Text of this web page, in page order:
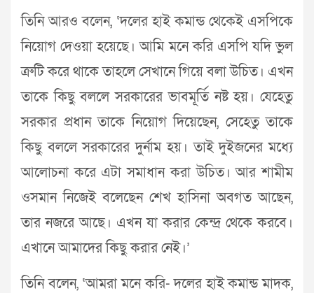
তিনি আরও বলেন, ‘দলের হাই কমান্ড থেকেই এসপিকে
নিয়োগ দেওয়া হয়েছে। আমি মনে করি এসপি যদি ভুল
ত্রুটি করে থাকে তাহলে সেখানে গিয়ে বলা উচিত। এখন
তাকে কিছু বললে সরকারের ভাবমূর্তি নষ্ট হয়। যেহেতু
সরকার প্রধান তাকে নিয়োগ দিয়েছেন, সেহেতু তাকে
কিছু বললে সরকারের দুর্নাম হয়। তাই দুইজনের মধ্যে
আলোচনা করে এটা সমাধান করা উচিত। আর শামীম
ওসমান নিজেই বলেছেন শেখ হাসিনা অবগত আছেন,
তার নজরে আছে। এখন যা করার কেন্দ্র থেকে করবে।
এখানে আমাদের কিছু করার নেই।’
তিনি বলেন, ‘আমরা মনে করি- দলের হাই কমান্ড মাদক,